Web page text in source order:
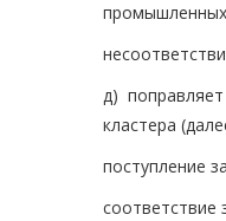
промышленных
д)
кластера
поступление
соответствие